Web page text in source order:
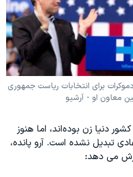
۲۰۲۴
برای انتخابات ریاست جمهوری
معاون او - آرشیو
با وجود آن که سران ۶۳ کشور دنیا زن بوده‌اند، اما هنوز
تبدیل نشده است. آرو پانده،
می دهد: